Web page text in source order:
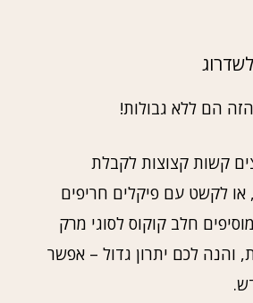
הם ללא גבולות!
קשות קצוצות לקבלת
או לקשט עם פיקלים חריפים
חלב קוקוס לסוגי מרק
והנה לכם יתרון גדול – אפשר